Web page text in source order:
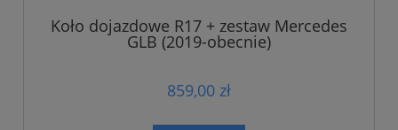
Koło dojazdowe R17 + zestaw Mercedes
GLB (2019-obecnie)
859,00 zł